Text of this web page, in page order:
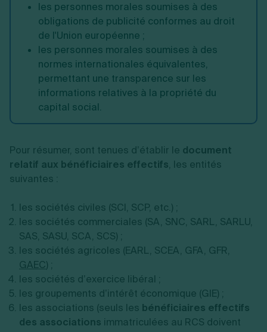
les personnes morales soumises à des
obligations de publicité conformes au droit
de l'Union européenne ;
les personnes morales soumises à des
normes internationales équivalentes,
permettant une transparence sur les
informations relatives à la propriété du
capital social.
Pour résumer, sont tenues d’établir le document
relatif aux bénéficiaires effectifs, les entités
suivantes :
les sociétés civiles (SCI, SCP, etc.) ;
les sociétés commerciales (SA, SNC, SARL, SARLU,
SAS, SASU, SCA, SCS) ;
les sociétés agricoles (EARL, SCEA, GFA, GFR,
GAEC) ;
les sociétés d’exercice libéral ;
les groupements d’intérêt économique (GIE) ;
les associations (seuls les bénéficiaires effectifs
des associations immatriculées au RCS doivent